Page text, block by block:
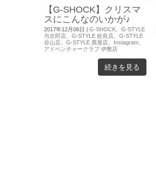
【G-SHOCK】クリスマ
スにこんなのいかが♪
2017年12月06日 | G-SHOCK
G-STYLE
与次郎店
G-STYLE 姶良店
G-STYLE
谷山店
G-STYLE 鹿屋店 Instagram
アドベンチャークラブ 伊敷店
続きを見る